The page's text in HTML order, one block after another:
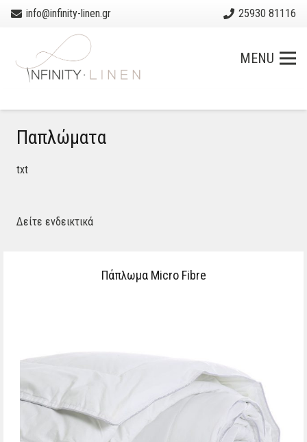
info@infinity-linen.gr 25930 81116
MENU
Παπλώματα
txt
Δείτε ενδεικτικά
Πάπλωμα Micro Fibre